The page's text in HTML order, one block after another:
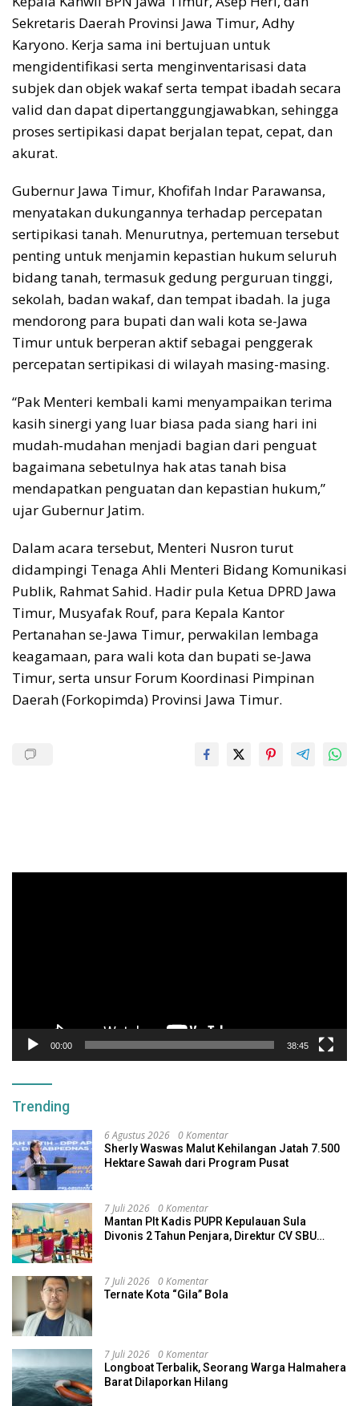
Sekretaris Daerah Provinsi Jawa Timur, Adhy
Karyono. Kerja sama ini bertujuan untuk
mengidentifikasi serta menginventarisasi data
subjek dan objek wakaf serta tempat ibadah secara
valid dan dapat dipertanggungjawabkan, sehingga
proses sertipikasi dapat berjalan tepat, cepat, dan
akurat.
Gubernur Jawa Timur, Khofifah Indar Parawansa,
menyatakan dukungannya terhadap percepatan
sertipikasi tanah. Menurutnya, pertemuan tersebut
penting untuk menjamin kepastian hukum seluruh
bidang tanah, termasuk gedung perguruan tinggi,
sekolah, badan wakaf, dan tempat ibadah. Ia juga
mendorong para bupati dan wali kota se-Jawa
Timur untuk berperan aktif sebagai penggerak
percepatan sertipikasi di wilayah masing-masing.
“Pak Menteri kembali kami menyampaikan terima
kasih sinergi yang luar biasa pada siang hari ini
mudah-mudahan menjadi bagian dari penguat
bagaimana sebetulnya hak atas tanah bisa
mendapatkan penguatan dan kepastian hukum,”
ujar Gubernur Jatim.
Dalam acara tersebut, Menteri Nusron turut
didampingi Tenaga Ahli Menteri Bidang Komunikasi
Publik, Rahmat Sahid. Hadir pula Ketua DPRD Jawa
Timur, Musyafak Rouf, para Kepala Kantor
Pertanahan se-Jawa Timur, perwakilan lembaga
keagamaan, para wali kota dan bupati se-Jawa
Timur, serta unsur Forum Koordinasi Pimpinan
Daerah (Forkopimda) Provinsi Jawa Timur.
00:00 38:45
Trending
6 Agustus 2026 0 Komentar
Sherly Waswas Malut Kehilangan Jatah 7.500
Hektare Sawah dari Program Pusat
7 Juli 2026 0 Komentar
Mantan Plt Kadis PUPR Kepulauan Sula
Divonis 2 Tahun Penjara, Direktur CV SBU
7 Juli 2026 0 Komentar
Ternate Kota “Gila” Bola
7 Juli 2026 0 Komentar
Longboat Terbalik, Seorang Warga Halmahera
Barat Dilaporkan Hilang